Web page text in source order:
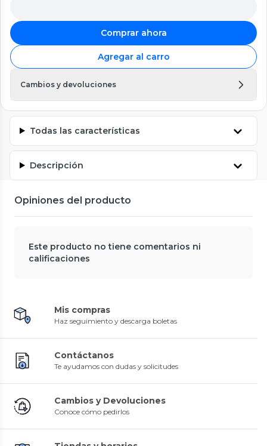
Comprar ahora
Agregar al carro
Cambios y devoluciones
Todas las características
Descripción
Opiniones del producto
Este producto no tiene comentarios ni
calificaciones
Mis compras
Haz seguimiento y descarga boletas
Contáctanos
Te ayudamos con dudas y solicitudes
Cambios y Devoluciones
Conoce cómo pedirlos